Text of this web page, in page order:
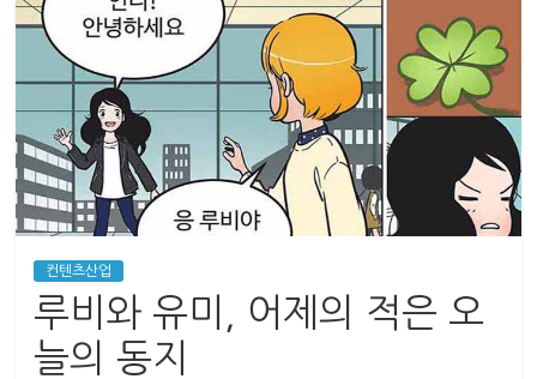
산
업
경
제
컨텐츠산업
루비와 유미, 어제의 적은 오
늘의 동지